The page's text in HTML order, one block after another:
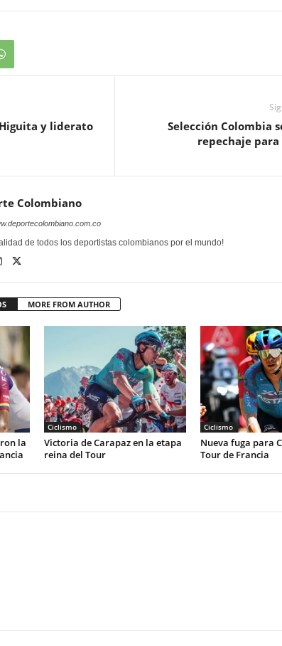
y liderato
Selección Colombia
repechaje para
Colombiano
de todos los deportistas colombianos por el mundo!
MORE FROM AUTHOR
la
Ciclismo
Victoria de Carapaz en la etapa
reina del Tour
Ciclismo
Nueva fuga para
Tour de Francia